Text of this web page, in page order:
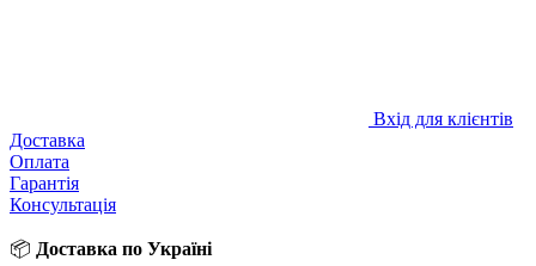
Вхід для клієнтів
Доставка
Оплата
Гарантія
Консультація
📦 Доставка по Україні